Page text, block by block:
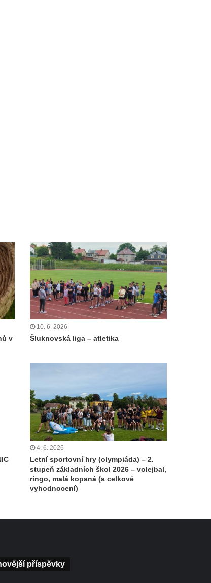
v
10. 6. 2026
Šluknovská liga – atletika
4. 6. 2026
Letní sportovní hry (olympiáda) – 2.
stupeň základních škol 2026 – volejbal,
ringo, malá kopaná (a celkové
vyhodnocení)
příspěvky